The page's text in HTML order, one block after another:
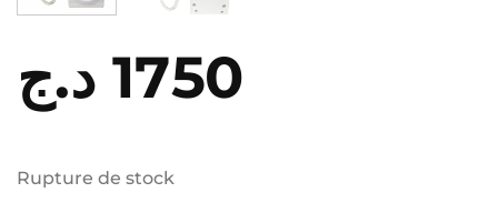
1750 د.ج
Rupture de stock